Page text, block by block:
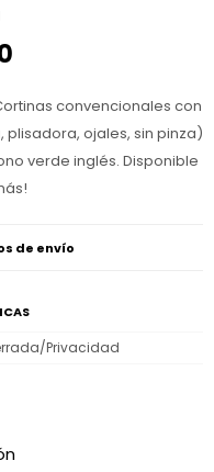
convencionales con
ojales, sin pinza)
verde inglés. Disponible
de envío
Privacidad